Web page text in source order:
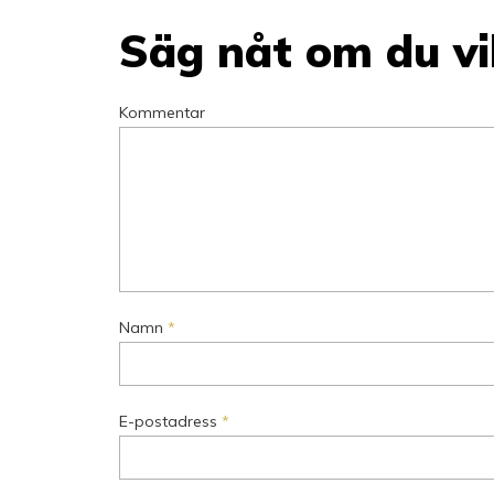
Säg nåt om du
Kommentar
Namn *
E-postadress *